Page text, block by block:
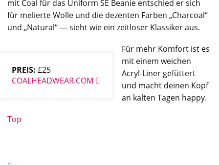
mit Coal für das Uniform SE Beanie entschied er sich
für melierte Wolle und die dezenten Farben „Charcoal“
und „Natural“ — sieht wie ein zeitloser Klassiker aus.
PREIS: £25
COALHEADWEAR.COM
Für mehr Komfort ist es
mit einem weichen
Acryl-Liner gefüttert
und macht deinen Kopf
an kalten Tagen happy.
Top